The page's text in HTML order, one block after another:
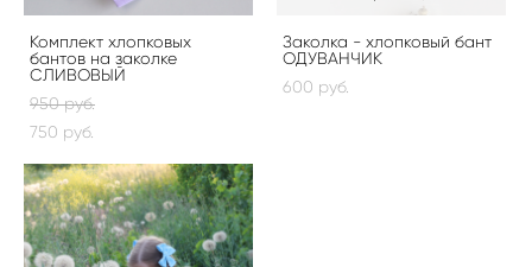
Комплект хлопковых
бантов на заколке
СЛИВОВЫЙ
950 pуб.
750 pуб.
Заколка - хлопковый бант
ОДУВАНЧИК
600 pуб.